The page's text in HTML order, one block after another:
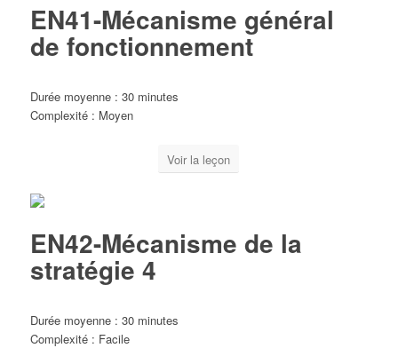
EN41-Mécanisme général
de fonctionnement
Durée moyenne : 30 minutes
Complexité : Moyen
Voir la leçon
EN42-Mécanisme de la
stratégie 4
Durée moyenne : 30 minutes
Complexité : Facile